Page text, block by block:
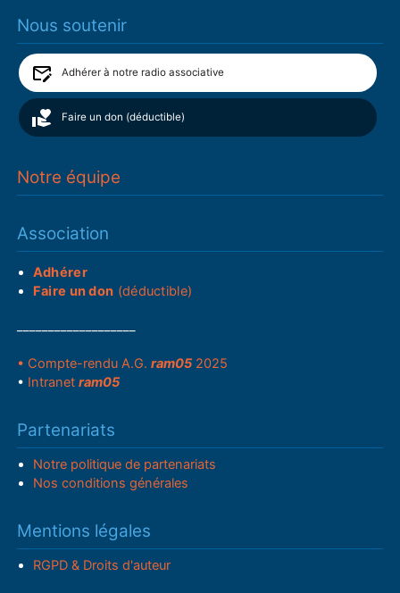
Nous soutenir
Adhérer à notre radio associative
Faire un don (déductible)
Notre équipe
Association
Adhérer
Faire un don (déductible)
• Compte-rendu A.G.ram05 2025
• Intranetram05
Partenariats
Notre politique de partenariats
Nos conditions générales
Mentions légales
RGPD & Droits d'auteur